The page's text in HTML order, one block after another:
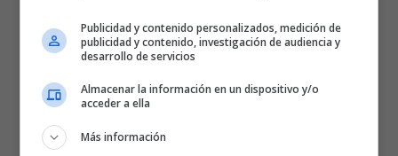
decimoséptima liga de Virtus Bolonia.La plantilla ya en el vestuario
éxito con el ala-pívot en el hospital.
Achille Polonara
Publicidad y contenido personalizados, medición de
publicidad y contenido, investigación de audiencia y
desarrollo de servicios
Almacenar la información en un dispositivo y/o
acceder a ella
Más información